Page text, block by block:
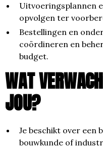
Uitvoeringsplannen
opvolgen ter
Bestellingen en
coördineren en
budget.
WAT
JOU?
Je beschikt over een
bouwkunde of